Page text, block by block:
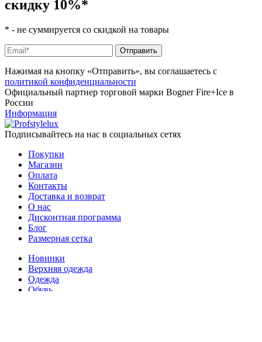
скидку 10%*
* - не суммируется со скидкой на товары
Нажимая на кнопку «Отправить», вы соглашаетесь с
политикой конфиденциальности
Официальный партнер торговой марки Bogner Fire+Ice в
России
Информация
Подписывайтесь на нас в социальных сетях
Покупки
Магазин
Оплата
Контакты
Доставка и возврат
О нас
Дисконтная программа
Блог
Размерная сетка
Новинки
Верхняя одежда
Одежда
Обувь